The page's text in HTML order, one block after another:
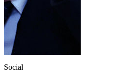
Social